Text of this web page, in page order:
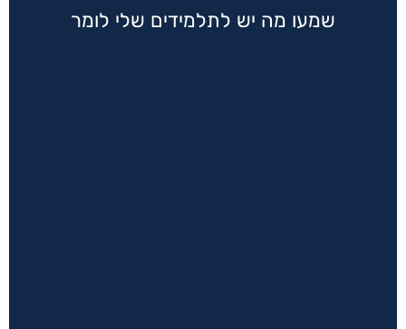
שמעו מה יש לתלמידים שלי לומר